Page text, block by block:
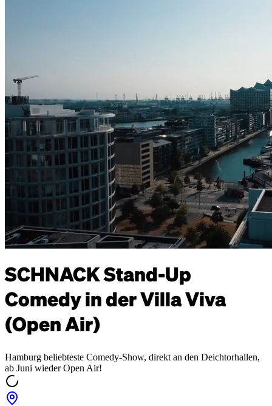
SCHNACK Stand-Up
Comedy in der Villa Viva
(Open Air)
Hamburg beliebteste Comedy-Show, direkt an den Deichtorhallen,
ab Juni wieder Open Air!